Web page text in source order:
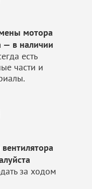
мотора
— в наличии
есть
части и
за ходом